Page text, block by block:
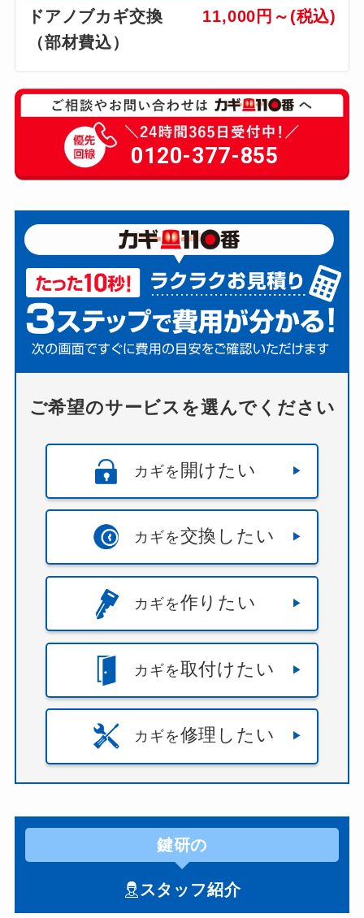
ドアノブカギ交換
（部材費込）
11,000円～(税込)
0120-377-855
ご希望のサービスを選んでください
カギを 開けたい
カギを交換したい
カギを作りたい
カギを取付けたい
カギを修理したい
鍵研の
スタッフ紹介